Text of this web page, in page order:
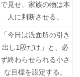
で見せ、家族の物は本
人に判断させる。
「今日は洗面所の引き
出し1段だけ」と、必
ず終わらせられる小さ
な目標を設定する。